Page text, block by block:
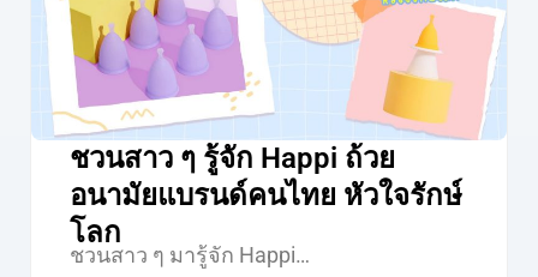
ชวนสาว ๆ รู้จัก Happi ถ้วย
อนามัยแบรนด์คนไทย หัวใจรักษ์
โลก
ชวนสาว ๆ มารู้จัก Happi…